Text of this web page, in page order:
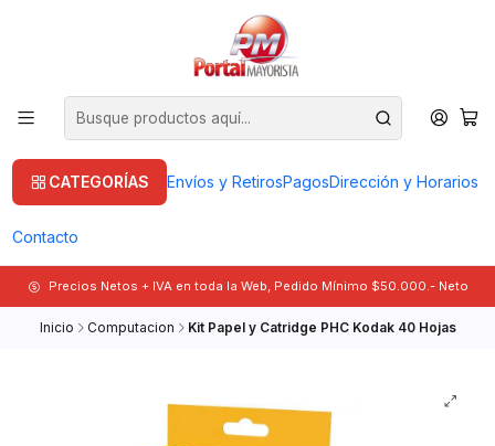
CATEGORÍAS Envíos y RetirosPagosDirección y Horarios
Contacto
Precios Netos + IVA en toda la Web, Pedido Mínimo $50.000.- Neto
Inicio Computacion Kit Papel y Catridge PHC Kodak 40 Hojas